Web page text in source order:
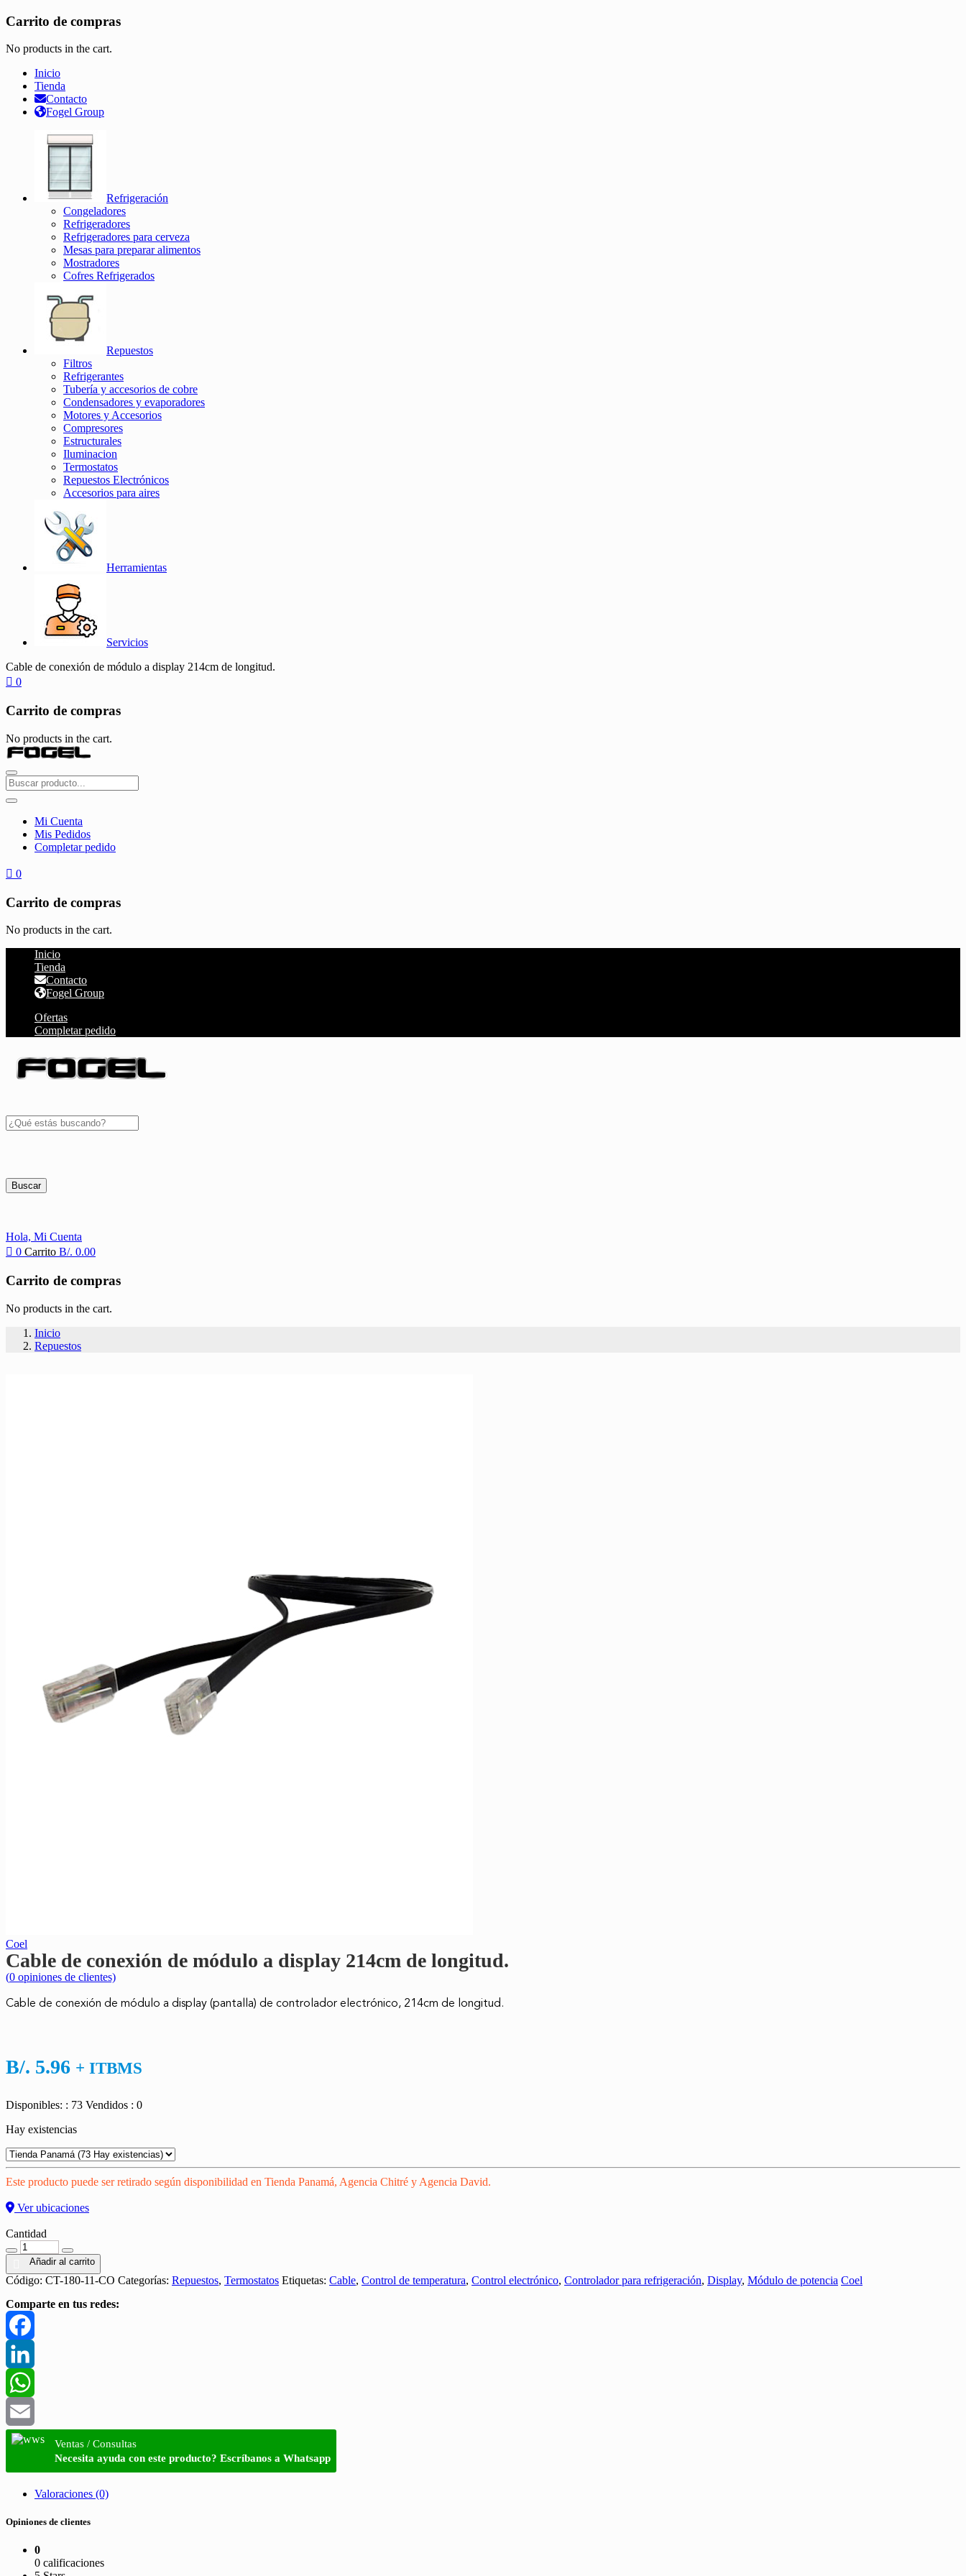
Carrito de compras
No products in the cart.
Inicio
Tienda
Contacto
Fogel Group
Refrigeración
Congeladores
Refrigeradores
Refrigeradores para cerveza
Mesas para preparar alimentos
Mostradores
Cofres Refrigerados
Repuestos
Filtros
Refrigerantes
Tubería y accesorios de cobre
Condensadores y evaporadores
Motores y Accesorios
Compresores
Estructurales
Iluminacion
Termostatos
Repuestos Electrónicos
Accesorios para aires
Herramientas
Servicios
Cable de conexión de módulo a display 214cm de longitud.
0
Carrito de compras
No products in the cart.
Mi Cuenta
Mis Pedidos
Completar pedido
0
Carrito de compras
No products in the cart.
Inicio
Tienda
Contacto
Fogel Group
Ofertas
Completar pedido
Buscar
Hola, Mi Cuenta
0 Carrito B/. 0.00
Carrito de compras
No products in the cart.
Inicio
Repuestos
Coel
Cable de conexión de módulo a display 214cm de longitud.
(0 opiniones de clientes)
Cable de conexión de módulo a display (pantalla) de controlador electrónico, 214cm de longitud.
B/. 5.96 + ITBMS
Disponibles: : 73 Vendidos : 0
Hay existencias
Este producto puede ser retirado según disponibilidad en Tienda Panamá, Agencia Chitré y Agencia David.
Ver ubicaciones
Cantidad
Añadir al carrito
Código: CT-180-11-CO Categorías: Repuestos, Termostatos Etiquetas: Cable, Control de temperatura, Control electrónico, Controlador para refrigeración, Display, Módulo de potencia Coel
Comparte en tus redes:
Facebook
LinkedIn
WhatsApp
Email
Ventas / Consultas
Necesita ayuda con este producto? Escríbanos a Whatsapp
Valoraciones (0)
Opiniones de clientes
0
0 calificaciones